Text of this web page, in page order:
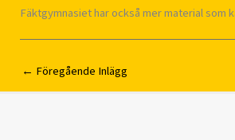
Fäktgymnasiet har också mer material som
← Föregående Inlägg